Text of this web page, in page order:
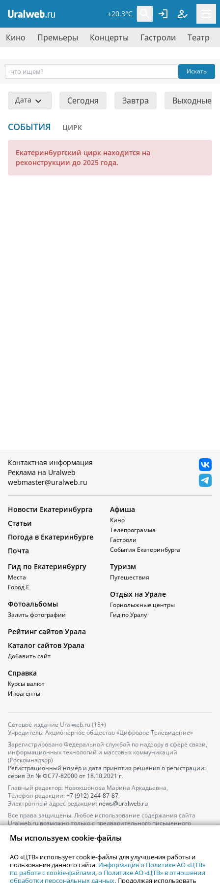
+20.3°C
Кино Премьеры Концерты Гастроли Театр
Искать
Дата Сегодня Завтра Выходные
СОБЫТИЯ ЦИРК
Екатеринбургский цирк находится на
реконструкции до 2025 года.
Контактная информация
Реклама на Uralweb
webmaster@uralweb.ru
Новости Екатеринбурга
Статьи
Погода в Екатеринбурге
Почта
Афиша
Кино
Телепрограмма
Гастроли
События Екатеринбурга
Гид по Екатеринбургу
Места
Город Е
Фотоальбомы
Залить фотографии
Туризм
Путешествия
Отдых на Урале
Горнолыжные центры
Гид по Уралу
Рейтинг сайтов Урала
Каталог сайтов Урала
Добавить сайт
Справка
Курсы валют
Иноагенты
Сетевое издание Uralweb.ru (18+)
Учредитель: Акционерное общество «Цифровое Телевидение»
Зарегистрировано Федеральной службой по надзору в сфере связи,
информационных технологий и массовых коммуникаций
(Роскомнадзор)
Регистрационный номер и дата принятия решения о регистрации:
серия Эл № ФС77-82000от 18.10.2021 г.
Главный редактор: Новокшонова Марина Аркадьевна,
Телефон редакции: +7 (912) 244-87-87,
Электронный адрес редакции: news@uralweb.ru
Все права защищены. Любое использование содержания сайта
Uralweb.ru возможно только с предварительного письменного
По вопросам размещения рекламы обращайтесь по тел.
По вопросам размещения информации в разделе «Афиша»
afisha@uralweb.ru
Мы используем cookie-файлы
АО «ЦТВ» использует cookie-файлы для улучшения работы и
пользования данного сайта. Информация о Политике АО «ЦТВ»
по работе с cookie-файлами,о Политике АО «ЦТВ» в отношении
обработки персональных данных. Продолжая использовать